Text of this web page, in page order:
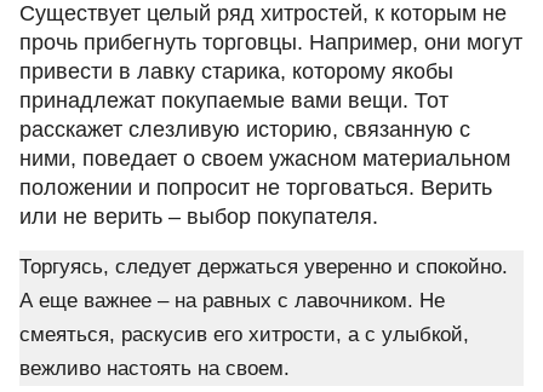
Существует целый ряд хитростей, к которым не
прочь прибегнуть торговцы. Например, они могут
привести в лавку старика, которому якобы
принадлежат покупаемые вами вещи. Тот
расскажет слезливую историю, связанную с
ними, поведает о своем ужасном материальном
положении и попросит не торговаться. Верить
или не верить – выбор покупателя.
Торгуясь, следует держаться уверенно и спокойно.
А еще важнее – на равных с лавочником. Не
смеяться, раскусив его хитрости, а с улыбкой,
вежливо настоять на своем.